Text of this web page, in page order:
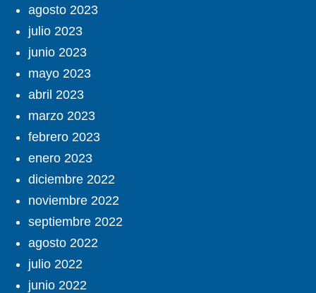
agosto 2023
julio 2023
junio 2023
mayo 2023
abril 2023
marzo 2023
febrero 2023
enero 2023
diciembre 2022
noviembre 2022
septiembre 2022
agosto 2022
julio 2022
junio 2022